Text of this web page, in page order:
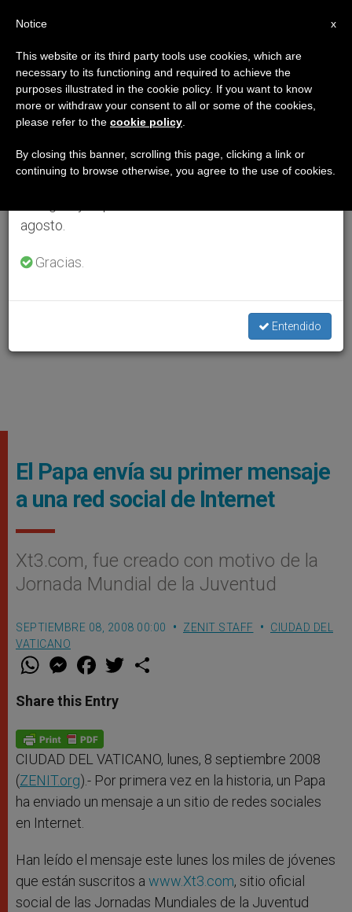
El Papa envía su primer mensaje
a una red social de Internet
Xt3.com, fue creado con motivo de la
Jornada Mundial de la Juventud
SEPTIEMBRE 08, 2008 00:00 ZENIT STAFF
CIUDAD DEL
VATICANO
W
t
s
p
p
M
e
s
e
g
e
r
F
a
e
b
o
k
w
Share this Entry
CIUDAD DEL VATICANO, lunes, 8 septiembre 2008
(ZENIT.org).- Por primera vez en la historia, un Papa
ha enviado un mensaje a un sitio de redes sociales
en Internet.
Han leído el mensaje este lunes los miles de jóvenes
que están suscritos a www.Xt3.com, sitio oficial
social de las Jornadas Mundiales de la Juventud
×
Aviso importante
Del 27 de julio al 7 de agosto haremos la pausa
anual, aprovechando que en el periodo de verano
se generan menos informaciones y también el
agosto.
Gracias.
Entendido
x
Notice
This website or its third party tools use cookies, which are
necessary to its functioning and required to achieve the
purposes illustrated in the cookie policy. If you want to know
more or withdraw your consent to all or some of the cookies,
please refer to the cookie policy
By closing this banner, scrolling this page, clicking a link or
continuing to browse otherwise, you agree to the use of cookies.